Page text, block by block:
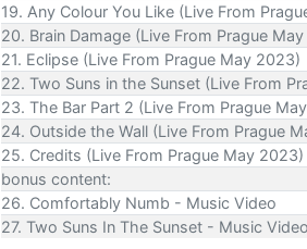
19. Any Colour You Like (Live From
20. Brain Damage (Live From Prague
21. Eclipse (Live From Prague May 2023)
22. Two Suns in the Sunset (Live From
23. The Bar Part 2 (Live From Prague
24. Outside the Wall (Live From Prague
25. Credits (Live From Prague May 2023)
bonus content:
26. Comfortably Numb - Music Video
27. Two Suns In The Sunset - Music Video